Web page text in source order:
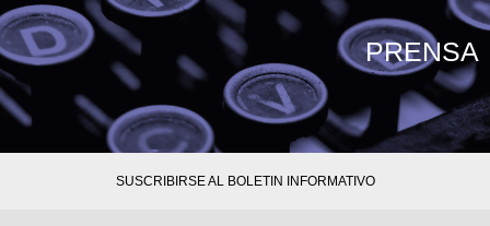
PRENSA
SUSCRIBIRSE AL BOLETIN INFORMATIVO